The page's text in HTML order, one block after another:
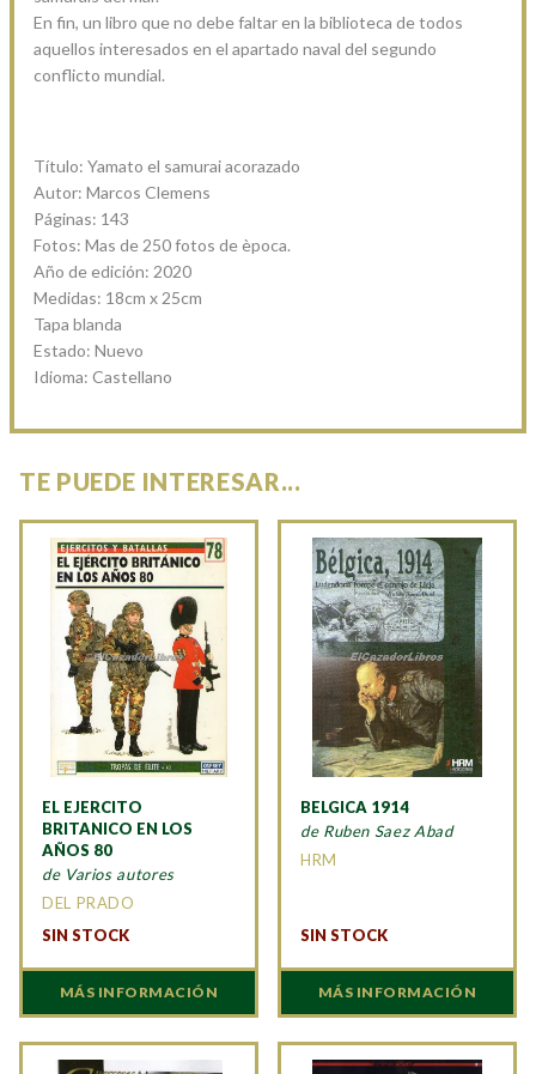
En fin, un libro que no debe faltar en la biblioteca de todos
aquellos interesados en el apartado naval del segundo
conflicto mundial.
Título: Yamato el samurai acorazado
Autor: Marcos Clemens
Páginas: 143
Fotos: Mas de 250 fotos de època.
Año de edición: 2020
Medidas: 18cm x 25cm
Tapa blanda
Estado: Nuevo
Idioma: Castellano
TE PUEDE INTERESAR...
EL EJERCITO
BRITANICO EN LOS
AÑOS 80
de Varios autores
DEL PRADO
SIN STOCK
MÁS INFORMACIÓN
BELGICA 1914
de Ruben Saez Abad
HRM
SIN STOCK
MÁS INFORMACIÓN